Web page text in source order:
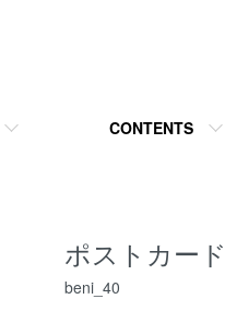
CONTENTS
ポストカー
beni_40